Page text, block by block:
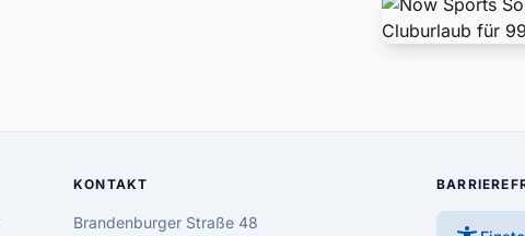
KONTAKT
Brandenburger Straße 48